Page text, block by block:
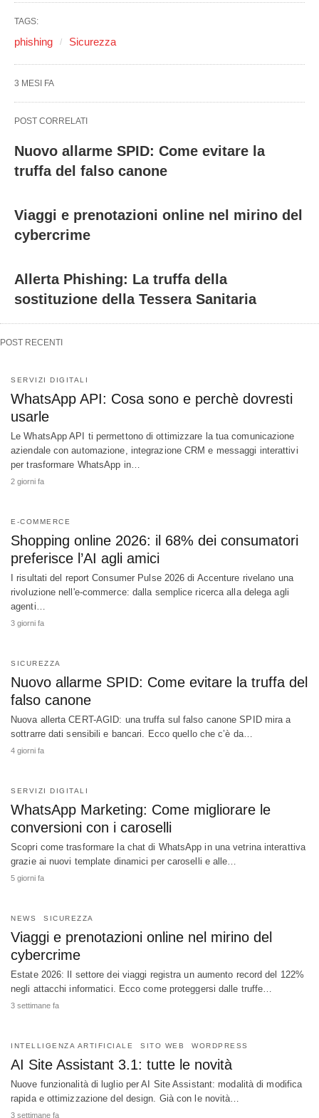
TAGS:
phishing Sicurezza
3 MESI FA
POST CORRELATI
Nuovo allarme SPID: Come evitare la
truffa del falso canone
Viaggi e prenotazioni online nel mirino del
cybercrime
Allerta Phishing: La truffa della
sostituzione della Tessera Sanitaria
POST RECENTI
SERVIZI DIGITALI
WhatsApp API: Cosa sono e perchè dovresti
usarle
Le WhatsApp API ti permettono di ottimizzare la tua comunicazione
aziendale con automazione, integrazione CRM e messaggi interattivi
per trasformare WhatsApp in…
2 giorni fa
E-COMMERCE
Shopping online 2026: il 68% dei consumatori
preferisce l’AI agli amici
I risultati del report Consumer Pulse 2026 di Accenture rivelano una
rivoluzione nell'e-commerce: dalla semplice ricerca alla delega agli
agenti…
3 giorni fa
SICUREZZA
Nuovo allarme SPID: Come evitare la truffa del
falso canone
Nuova allerta CERT-AGID: una truffa sul falso canone SPID mira a
sottrarre dati sensibili e bancari. Ecco quello che c’è da…
4 giorni fa
SERVIZI DIGITALI
WhatsApp Marketing: Come migliorare le
conversioni con i caroselli
Scopri come trasformare la chat di WhatsApp in una vetrina interattiva
grazie ai nuovi template dinamici per caroselli e alle…
5 giorni fa
NEWS SICUREZZA
Viaggi e prenotazioni online nel mirino del
cybercrime
Estate 2026: Il settore dei viaggi registra un aumento record del 122%
negli attacchi informatici. Ecco come proteggersi dalle truffe…
3 settimane fa
INTELLIGENZA ARTIFICIALE SITO WEB WORDPRESS
AI Site Assistant 3.1: tutte le novità
Nuove funzionalità di luglio per AI Site Assistant: modalità di modifica
rapida e ottimizzazione del design. Già con le novità…
3 settimane fa